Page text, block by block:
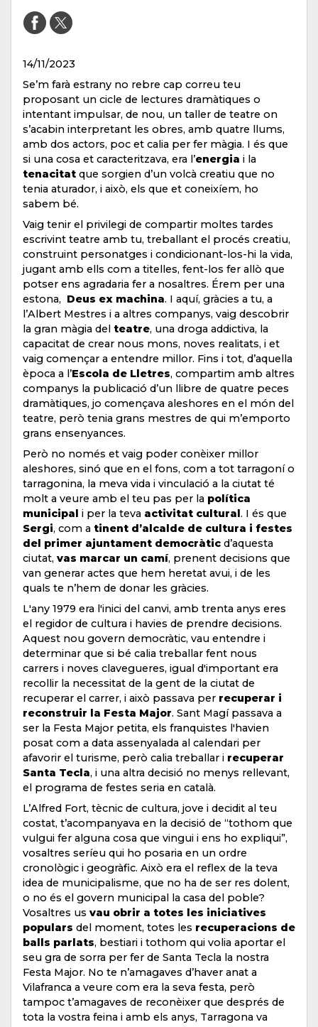
14/11/2023
Se’m farà estrany no rebre cap correu teu
proposant un cicle de lectures dramàtiques o
intentant impulsar, de nou, un taller de teatre on
s’acabin interpretant les obres, amb quatre llums,
amb dos actors, poc et calia per fer màgia. I és que
si una cosa et caracteritzava, era l’energia i la
tenacitat que sorgien d’un volcà creatiu que no
tenia aturador, i això, els que et coneixíem, ho
sabem bé.
Vaig tenir el privilegi de compartir moltes tardes
escrivint teatre amb tu, treballant el procés creatiu,
construint personatges i condicionant-los-hi la vida,
jugant amb ells com a titelles, fent-los fer allò que
potser ens agradaria fer a nosaltres. Érem per una
estona, Deus ex machina. I aquí, gràcies a tu, a
l’Albert Mestres i a altres companys, vaig descobrir
la gran màgia del teatre, una droga addictiva, la
capacitat de crear nous mons, noves realitats, i et
vaig començar a entendre millor. Fins i tot, d’aquella
època a l’Escola de Lletres, compartim amb altres
companys la publicació d’un llibre de quatre peces
dramàtiques, jo començava aleshores en el món del
teatre, però tenia grans mestres de qui m’emporto
grans ensenyances.
Però no només et vaig poder conèixer millor
aleshores, sinó que en el fons, com a tot tarragoní o
tarragonina, la meva vida i vinculació a la ciutat té
molt a veure amb el teu pas per la política
municipal i per la teva activitat cultural. I és que
Sergi, com a tinent d’alcalde de cultura i festes
del primer ajuntament democràtic d’aquesta
ciutat, vas marcar un camí, prenent decisions que
van generar actes que hem heretat avui, i de les
quals te n’hem de donar les gràcies.
L'any 1979 era l'inici del canvi, amb trenta anys eres
el regidor de cultura i havies de prendre decisions.
Aquest nou govern democràtic, vau entendre i
determinar que si bé calia treballar fent nous
carrers i noves clavegueres, igual d'important era
recollir la necessitat de la gent de la ciutat de
recuperar el carrer, i això passava per recuperar i
reconstruir la Festa Major. Sant Magí passava a
ser la Festa Major petita, els franquistes l'havien
posat com a data assenyalada al calendari per
afavorir el turisme, però calia treballar i recuperar
Santa Tecla, i una altra decisió no menys rellevant,
el programa de festes seria en català.
L’Alfred Fort, tècnic de cultura, jove i decidit al teu
costat, t’acompanyava en la decisió de “tothom que
vulgui fer alguna cosa que vingui i ens ho expliqui”,
vosaltres seríeu qui ho posaria en un ordre
cronològic i geogràfic. Això era el reflex de la teva
idea de municipalisme, que no ha de ser res dolent,
o no és el govern municipal la casa del poble?
Vosaltres us vau obrir a totes les iniciatives
populars del moment, totes les recuperacions de
balls parlats, bestiari i tothom qui volia aportar el
seu gra de sorra per fer de Santa Tecla la nostra
Festa Major. No te n’amagaves d’haver anat a
Vilafranca a veure com era la seva festa, però
tampoc t’amagaves de reconèixer que després de
tota la vostra feina i amb els anys, Tarragona va